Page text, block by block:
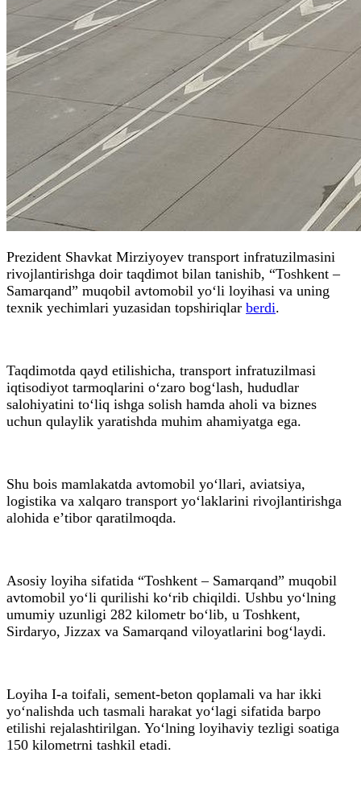
Prezident Shavkat Mirziyoyev transport infratuzilmasini
rivojlantirishga doir taqdimot bilan tanishib, “Toshkent –
Samarqand” muqobil avtomobil yo‘li loyihasi va uning
texnik yechimlari yuzasidan topshiriqlar berdi.
Taqdimotda qayd etilishicha, transport infratuzilmasi
iqtisodiyot tarmoqlarini o‘zaro bog‘lash, hududlar
salohiyatini to‘liq ishga solish hamda aholi va biznes
uchun qulaylik yaratishda muhim ahamiyatga ega.
Shu bois mamlakatda avtomobil yo‘llari, aviatsiya,
logistika va xalqaro transport yo‘laklarini rivojlantirishga
alohida e’tibor qaratilmoqda.
Asosiy loyiha sifatida “Toshkent – Samarqand” muqobil
avtomobil yo‘li qurilishi ko‘rib chiqildi. Ushbu yo‘lning
umumiy uzunligi 282 kilometr bo‘lib, u Toshkent,
Sirdaryo, Jizzax va Samarqand viloyatlarini bog‘laydi.
Loyiha I-a toifali, sement-beton qoplamali va har ikki
yo‘nalishda uch tasmali harakat yo‘lagi sifatida barpo
etilishi rejalashtirilgan. Yo‘lning loyihaviy tezligi soatiga
150 kilometrni tashkil etadi.